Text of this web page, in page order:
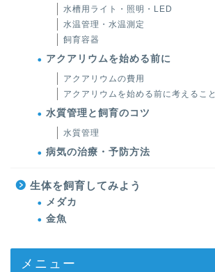
水槽用ライト・照明・LED
水温管理・水温測定
飼育容器
アクアリウムを始める前に
アクアリウムの費用
アクアリウムを始める前に考えること
水質管理と飼育のコツ
水質管理
病気の治療・予防方法
生体を飼育してみよう
メダカ
金魚
メニュー